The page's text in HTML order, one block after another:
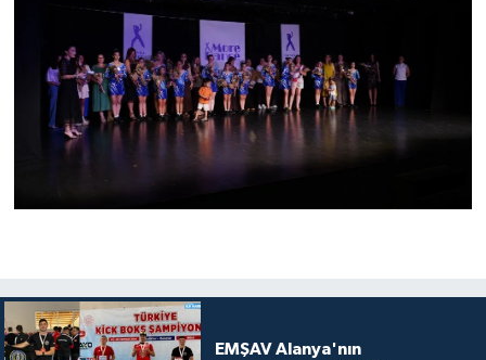
EMŞAV Alanya'nın